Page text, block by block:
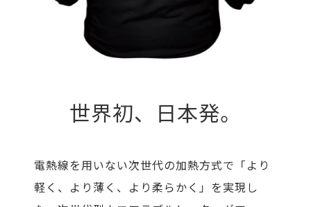
世界初、日本発。
電熱線を用いない次世代の加熱方式で「より
軽く、より薄く、より柔らかく」を実現し